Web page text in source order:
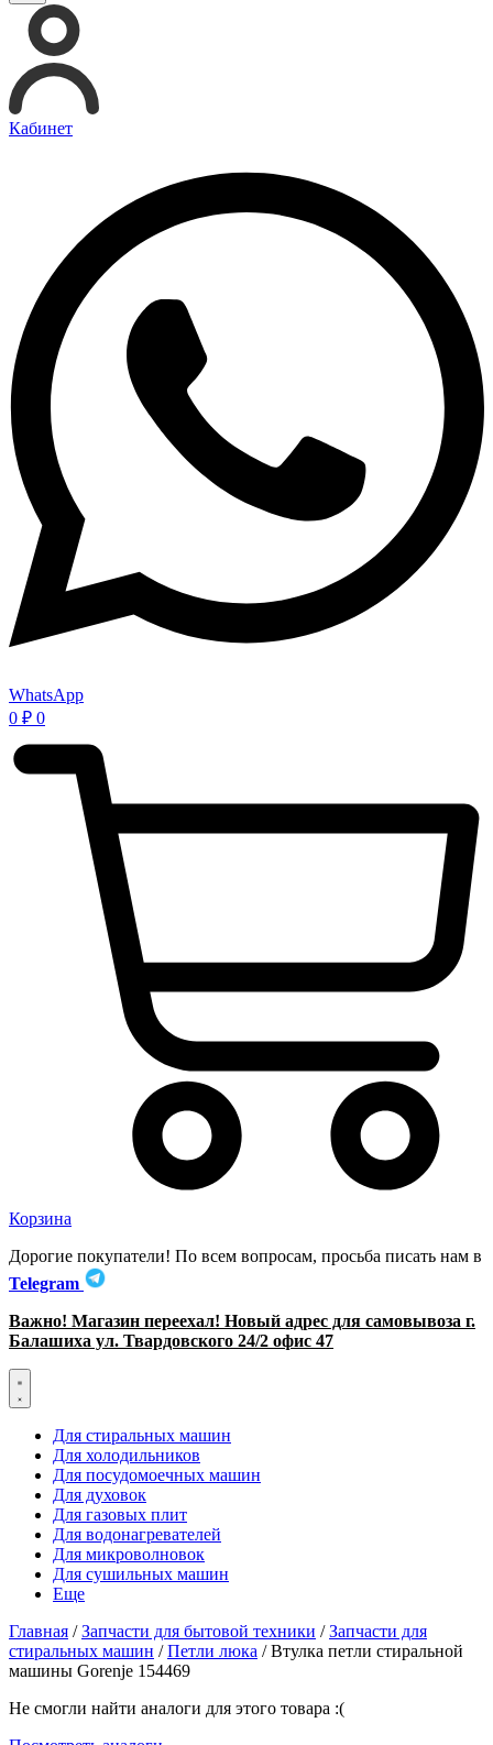
Кабинет
WhatsApp
0 ₽ 0
Корзина
Дорогие покупатели! По всем вопросам, просьба писать нам в
Telegram
Важно! Магазин переехал! Новый адрес для самовывоза г.
Балашиха ул. Твардовского 24/2 офис 47
Для стиральных машин
Для холодильников
Для посудомоечных машин
Для духовок
Для газовых плит
Для водонагревателей
Для микроволновок
Для сушильных машин
Еще
Главная /Запчасти для бытовой техники /Запчасти для
стиральных машин /Петли люка / Втулка петли стиральной
машины Gorenje 154469
Не смогли найти аналоги для этого товара :(